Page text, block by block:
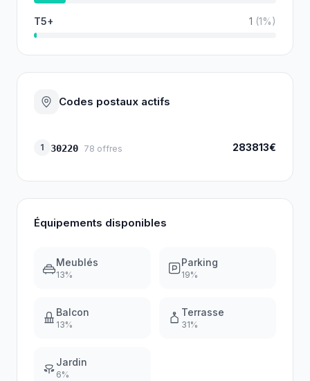
T5+ 1 (1%)
Codes postaux actifs
1 30220 78 offres 283813€
Équipements disponibles
Meublés
13%
Parking
19%
Balcon
13%
Terrasse
31%
Jardin
6%